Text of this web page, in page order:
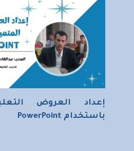
إعداد العروض
باستخدام PowerPoint